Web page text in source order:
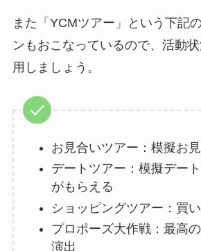
また「YCMツアー」という下記
ンもおこなっているので、活動
用しましょう。
お見合いツアー：模擬お
デートツアー：模擬デー
がもらえる
ショッピングツアー：買
プロポーズ大作戦：最高
演出